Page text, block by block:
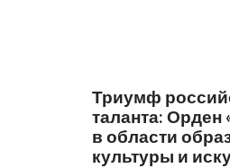
Триумф
таланта: Орден
в области
культуры и